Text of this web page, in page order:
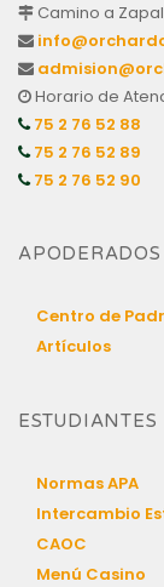
Camino a
Horario de
75 2 76 52 88
75 2 76 52 89
75 2 76 52 90
APODERADOS
Centro de
Artículos
ESTUDIANTES
Normas APA
Intercambio
CAOC
Menú Casino